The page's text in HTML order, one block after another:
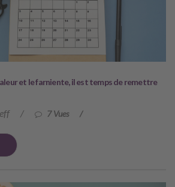
et le farniente, il est temps de remettre
/ 7 Vues /